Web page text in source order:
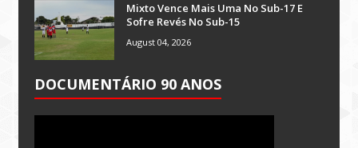
Mixto Vence Mais Uma No Sub-17 E
Sofre Revés No Sub-15
August 04, 2026
DOCUMENTÁRIO 90 ANOS